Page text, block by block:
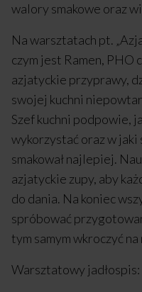
walory smakowe oraz
Na warsztatach pt.
czym jest Ramen, PHO
azjatyckie przyprawy,
swojej kuchni
Szef kuchni podpowie,
wykorzystać oraz w
smakował najlepiej.
azjatyckie zupy, aby
do dania. Na koniec
spróbować
tym samym wkroczyć
Warsztatowy jadłospis: